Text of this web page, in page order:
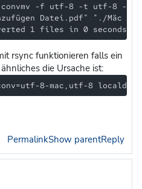
convmv -f utf-8 -t utf-8 --nfc
"./Mäc hinzufügen Datei.pdf"
rsync funktionieren falls ein
die Ursache ist:
8-mac,utf-8 localdir/
PermalinkShow parentReply